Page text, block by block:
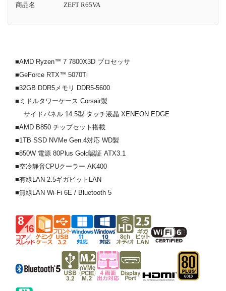
商品名 ZEFT R65VA
■AMD Ryzen™ 7 7800X3D プロセッサ
■GeForce RTX™ 5070Ti
■32GB DDR5メモリ DDR5-5600
■ミドルタワーケース Corsair製
サイドパネル 14.5型 タッチ液晶 XENEON EDGE
■AMD B850 チップセット搭載
■1TB SSD NVMe Gen.4対応 WD製
■850W 電源 80Plus Gold認証 ATX3.1
■空冷静音CPUクーラー AK400
■有線LAN 2.5ギガビットLAN
■無線LAN Wi-Fi 6E / Bluetooth 5